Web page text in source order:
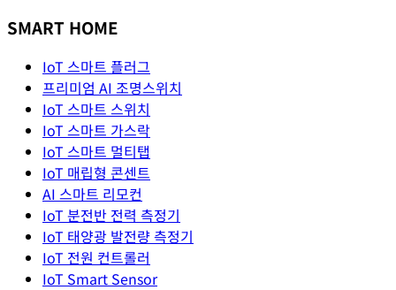
SMART HOME
IoT 스마트 플러그
프리미엄 AI 조명스위치
IoT 스마트 스위치
IoT 스마트 가스락
IoT 스마트 멀티탭
IoT 매립형 콘센트
AI 스마트 리모컨
IoT 분전반 전력 측정기
IoT 태양광 발전량 측정기
IoT 전원 컨트롤러
IoT Smart Sensor